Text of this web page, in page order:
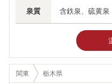
泉質 含鉄泉、硫黄泉
関東 栃木県